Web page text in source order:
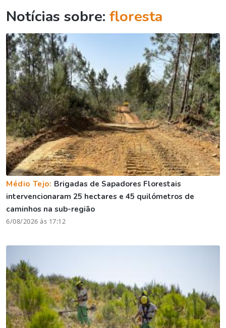
Notícias sobre: floresta
Médio Tejo: Brigadas de Sapadores Florestais
intervencionaram 25 hectares e 45 quilómetros de
caminhos na sub-região
6/08/2026 às 17:12